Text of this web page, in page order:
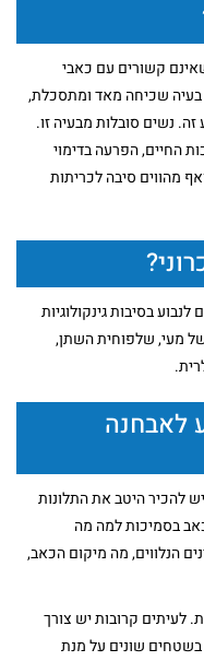
מעל 6 חודשים ושאינם קשורים עם כאבי
בעיה שכיחה מאד ומתסכלת,
זה. נשים סובלות מבעיה זו.
החיים, הפרעה בדימוי
מהווים סיבה לכריתות
בסיבות גינקולוגיות
של מעי, שלפוחית השתן,
לאבחנה
להכיר היטב את התלונות
בסמיכות למה מה
הנלווים, מה מיקום הכאב,
לעיתים קרובות יש צורך
שונים על מנת